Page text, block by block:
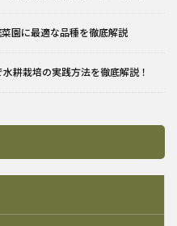
園に最適な品種を徹底解説
耕栽培の実践方法を徹底解説！